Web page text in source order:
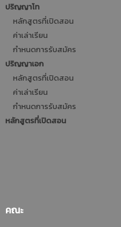
ปริญญาโท
หลักสูตรที่เปิดสอน
ค่าเล่าเรียน
กำหนดการรับสมัคร
ปริญญาเอก
หลักสูตรที่เปิดสอน
ค่าเล่าเรียน
กำหนดการรับสมัคร
หลักสูตรที่เปิดสอน
คณะ